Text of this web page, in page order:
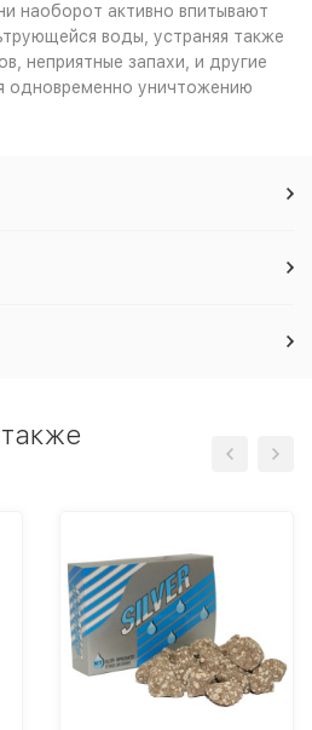
наоборот активно впитывают
воды, устраняя также
неприятные запахи, и другие
одновременно уничтожению